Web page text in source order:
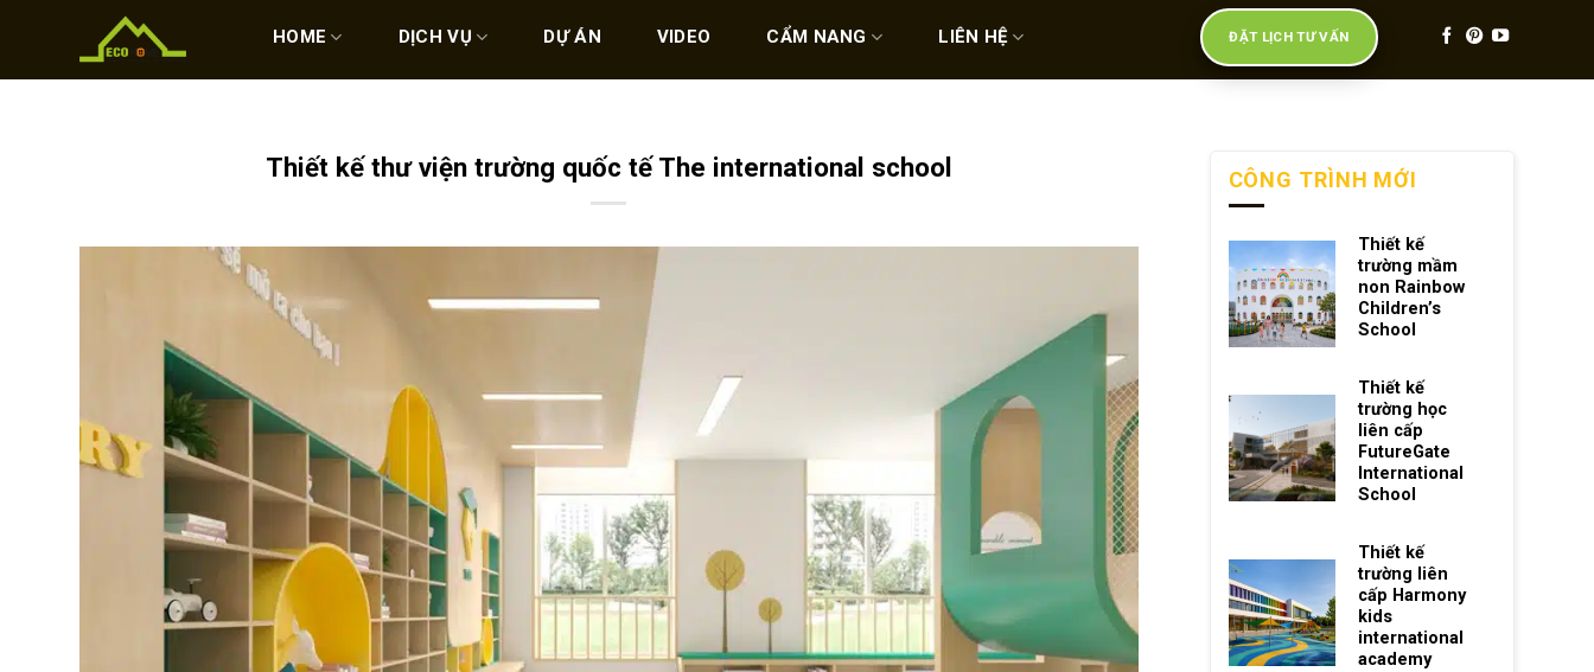
HOME DỊCH VỤ DỰ ÁN VIDEO CẨM NANG LIÊN HỆ ĐẶT LỊCH TƯ VẤN
Thiết kế thư viện trường quốc tế The international school CÔNG TRÌNH MỚI
Thiết kế
trường mầm
non Rainbow
Children’s
School
Thiết kế
trường học
liên cấp
FutureGate
International
School
Thiết kế
trường liên
cấp Harmony
kids
international
academy